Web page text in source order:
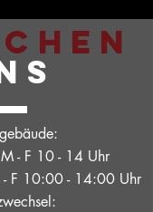
- F 10 - 14 Uhr
- F 10:00 - 14:00 Uhr